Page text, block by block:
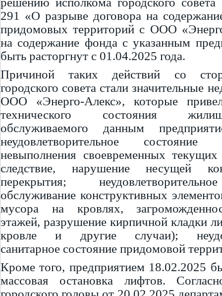
291 «О разрыве договора на
придомовых территорий с ООО
на содержание фонда с указанным
быть расторгнут с 01.04.2025 года.
Причиной таких действий со
городского совета стали значительные
ООО «Энерго-Алекс», которые
технического состояния
обслуживаемого данным
неудовлетворительное
невыполнения своевременных
следствие, нарушение несущей
перекрытия;
обслуживание конструктивных
мусора на кровлях,
этажей, разрушение кирпичной кладки
кровле и другие случаи);
санитарное состояние придомовой
Кроме того, предприятием 18.02.2025
массовая остановка лифтов.